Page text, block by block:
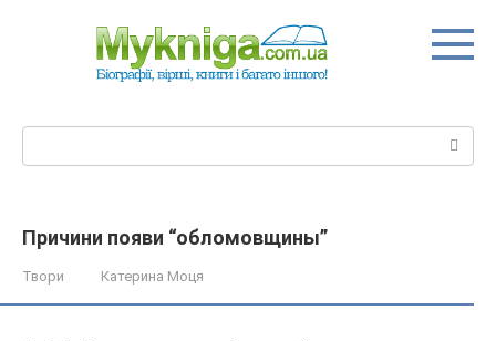
Причини появи “обломовщины”
Твори Катерина Моця